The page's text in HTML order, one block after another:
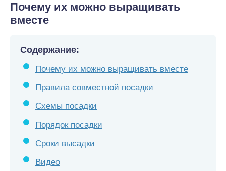
Почему их можно выращивать
вместе
Содержание:
Почему их можно выращивать вместе
Правила совместной посадки
Схемы посадки
Порядок посадки
Сроки высадки
Видео